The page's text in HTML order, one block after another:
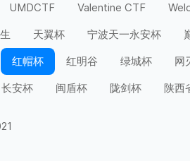
UMDCTF Valentine CTF
天翼杯 宁波天一永安杯
红帽杯 红明谷 绿城杯
网
长安杯 闽盾杯 陇剑杯 陕西